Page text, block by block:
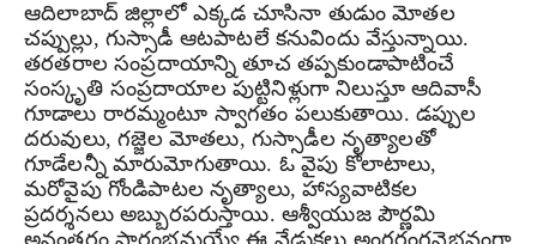
ఆదిలాబాద్ జిల్లాలో ఎక్కడ చూసినా తుడుం మోతల
చప్పుల్లు, గుస్సాడీ ఆటపాటలే కనువిందు వేస్తున్నాయి.
తరతరాల సంప్రదాయాన్ని తూచ తప్పకుండాపాటించే
సంస్కృతి సంప్రదాయాల పుట్టినిళ్లుగా నిలుస్తూ ఆదివాసీ
గూడాలు రారమ్మంటూ స్వాగతం పలుకుతాయి. డప్పుల
దరువులు, గజ్జెల మోతలు, గుస్సాడీల నృత్యాలతో
గూడేలన్నీ మారుమోగుతాయి. ఓ వైపు కోలాటాలు,
మరోవైపు గోండిపాటల నృత్యాలు, హాస్యవాటికల
ప్రదర్శనలు అబ్బురపరుస్తాయి. ఆశ్వీయుజ పౌర్ణమి